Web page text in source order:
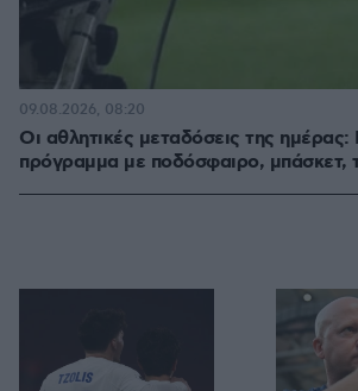
Οι αθλητικές μεταδόσεις της ημέρας:
πρόγραμμα με ποδόσφαιρο, μπάσκετ,
09.08.2026, 08:20